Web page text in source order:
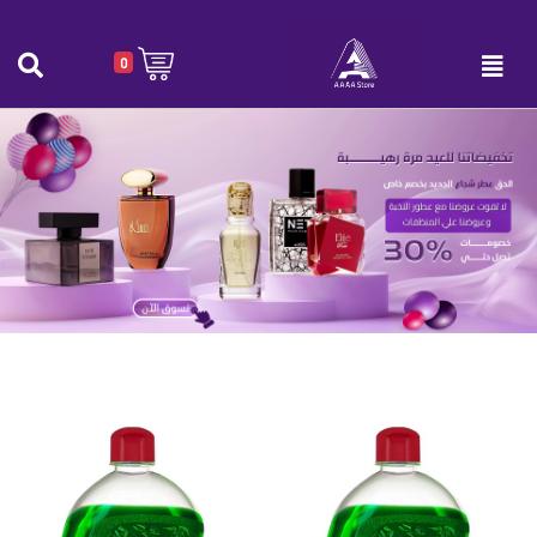
0
لوكس غسيل الصحون بنكهة التفاح 1225
لوكس غسيل الصحون بنكهة التفاح 1225